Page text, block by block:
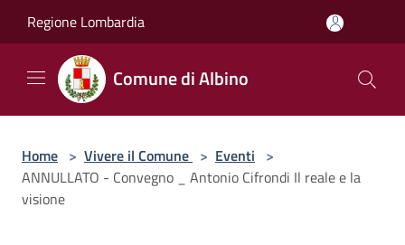
Regione Lombardia
Comune di Albino
Home > Vivere il Comune > Eventi >
ANNULLATO - Convegno _ Antonio Cifrondi Il reale e la
visione